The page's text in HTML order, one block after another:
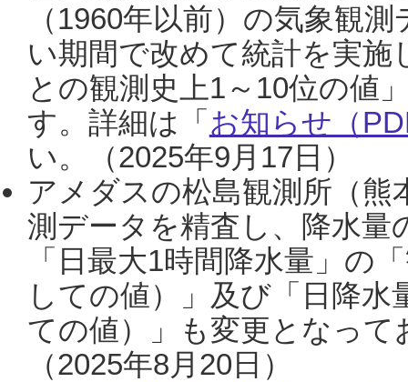
（1960年以前）の気象観
い期間で改めて統計を実
との観測史上1～10位の値
す。詳細は「 お知らせ（
い。（2025年9月17日）
アメダスの松島観測所（熊
測データを精査し、降水
「日最大1時間降水量」の
しての値）」及び「日降
ての値）」も変更となっ
（2025年8月20日）